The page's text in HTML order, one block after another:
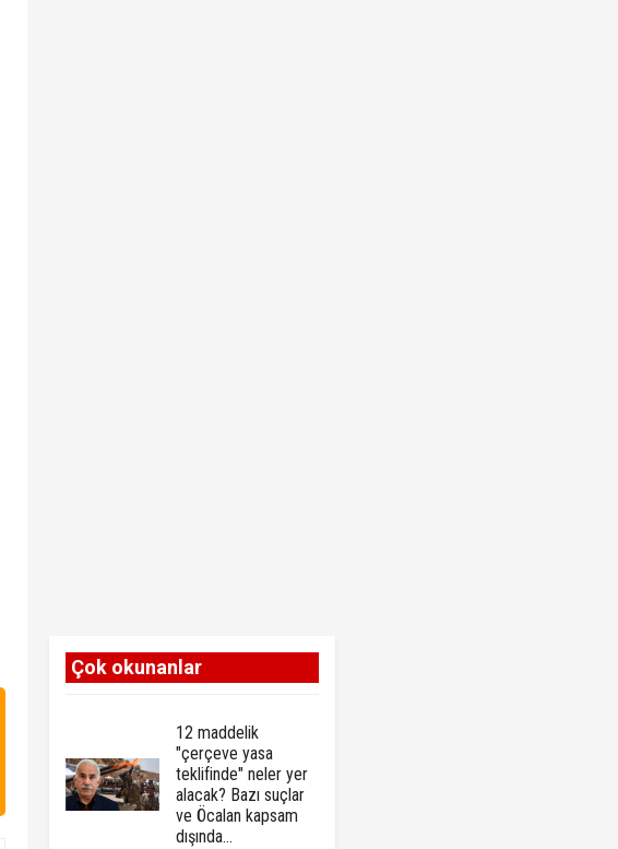
Çok okunanlar
12 maddelik
"çerçeve yasa
teklifinde" neler yer
alacak? Bazı suçlar
ve Öcalan kapsam
dışında…